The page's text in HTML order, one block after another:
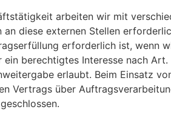
arbeiten wir mit
an diese externen Stellen
erforderlich ist, wenn
berechtigtes Interesse nach
erlaubt. Beim Einsatz
Vertrags über